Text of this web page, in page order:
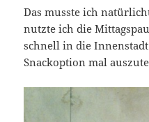
Das musste ich
nutzte ich die
schnell in die
Snackoption mal